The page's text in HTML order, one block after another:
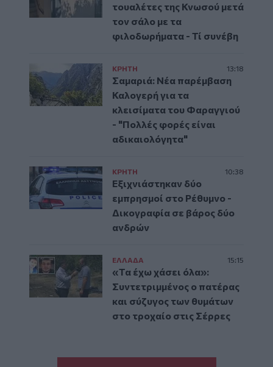
τουαλέτες της Κνωσού μετά
τον σάλο με τα
φιλοδωρήματα - Τί συνέβη
ΚΡΗΤΗ 13:18
Σαμαριά: Νέα παρέμβαση
Καλογερή για τα
κλεισίματα του Φαραγγιού
- "Πολλές φορές είναι
αδικαιολόγητα"
ΚΡΗΤΗ 10:38
Εξιχνιάστηκαν δύο
εμπρησμοί στο Ρέθυμνο -
Δικογραφία σε βάρος δύο
ανδρών
ΕΛΛAΔΑ 15:15
«Τα έχω χάσει όλα»:
Συντετριμμένος ο πατέρας
και σύζυγος των θυμάτων
στο τροχαίο στις Σέρρες